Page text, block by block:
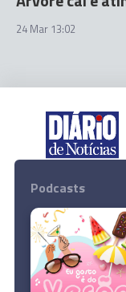
24 Mar 13:02
Podcasts